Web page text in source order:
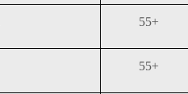
55+
55+